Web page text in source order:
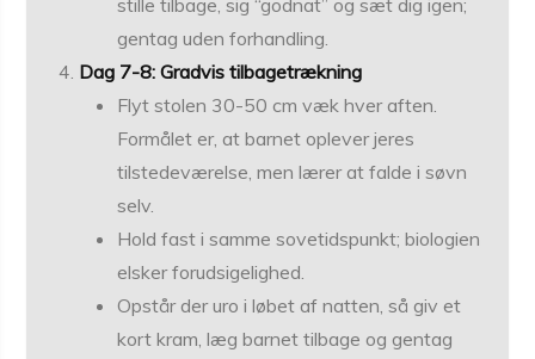
stille tilbage, sig “godnat” og sæt dig igen;
gentag uden forhandling.
Dag 7-8: Gradvis tilbagetrækning
Flyt stolen 30-50 cm væk hver aften.
Formålet er, at barnet oplever jeres
tilstedeværelse, men lærer at falde i søvn
selv.
Hold fast i samme sovetidspunkt; biologien
elsker forudsigelighed.
Opstår der uro i løbet af natten, så giv et
kort kram, læg barnet tilbage og gentag